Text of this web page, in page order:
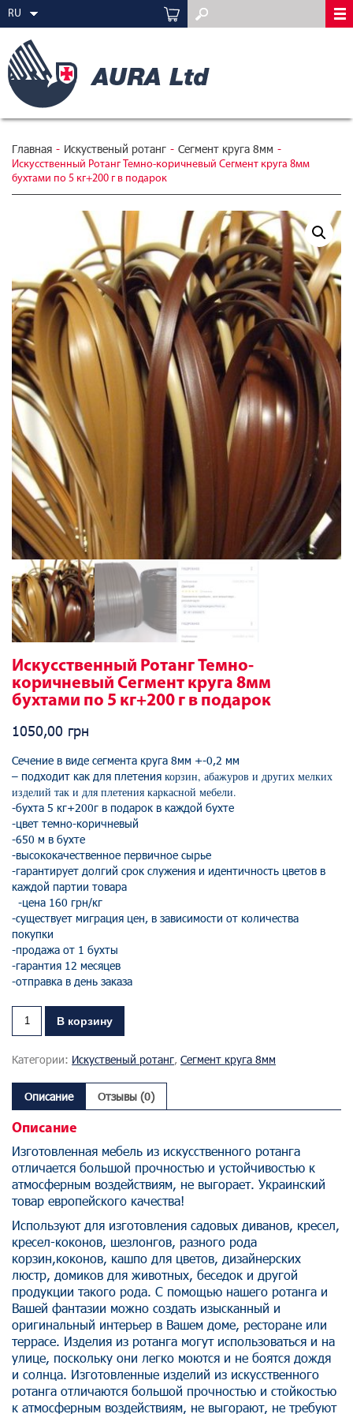
RU
Главная - Искуственый ротанг - Сегмент круга 8мм -
Искусственный Ротанг Темно-коричневый Сегмент круга 8мм
бухтами по 5 кг+200 г в подарок
Искусственный Ротанг Темно-
коричневый Сегмент круга 8мм
бухтами по 5 кг+200 г в подарок
1050,00 грн
Сечение в виде сегмента круга 8мм +-0,2 мм
– подходит как для плетения корзин, абажуров и других мелких
изделий так и для плетения каркасной мебели.
-бухта 5 кг+200г в подарок в каждой бухте
-цвет темно-коричневый
-650 м в бухте
-высококачественное первичное сырье
-гарантирует долгий срок служения и идентичность цветов в
каждой партии товара
-цена 160 грн/кг
-существует миграция цен, в зависимости от количества
покупки
-продажа от 1 бухты
-гарантия 12 месяцев
-отправка в день заказа
В корзину
Категории: Искуственый ротанг, Сегмент круга 8мм
Описание Отзывы (0)
Описание
Изготовленная мебель из искусственного ротанга
отличается большой прочностью и устойчивостью к
атмосферным воздействиям, не выгорает. Украинский
товар европейского качества!
Используют для изготовления садовых диванов, кресел,
кресел-коконов, шезлонгов, разного рода
корзин,коконов, кашпо для цветов, дизайнерских
люстр, домиков для животных, беседок и другой
продукции такого рода. С помощью нашего ротанга и
Вашей фантазии можно создать изысканный и
оригинальный интерьер в Вашем доме, ресторане или
террасе. Изделия из ротанга могут использоваться и на
улице, поскольку они легко моются и не боятся дождя
и солнца. Изготовленные изделий из искусственного
ротанга отличаются большой прочностью и стойкостью
к атмосферным воздействиям, не выгорают, не требуют